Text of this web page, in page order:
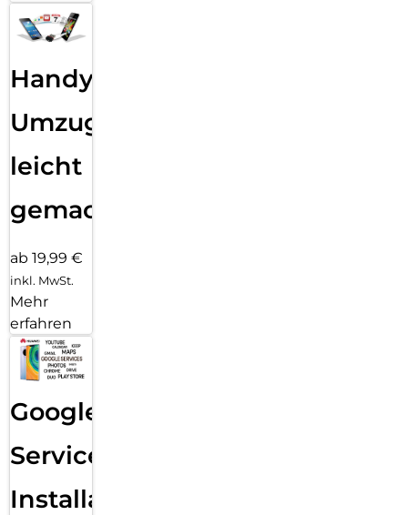
Handy
Umzug
leicht
gemacht!
ab 19,99 €
inkl. MwSt.
Mehr
erfahren
Google
Services
Installation